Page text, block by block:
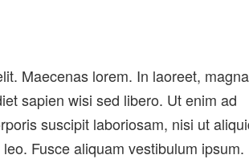
Maecenas lorem. In laoreet,
sapien wisi sed libero. Ut enim ad
suscipit laboriosam, nisi ut
Fusce aliquam vestibulum ipsum.